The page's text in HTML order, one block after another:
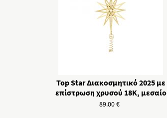
Top Star Διακοσμητικό 2025 με
επίστρωση χρυσού 18Κ, μεσαίο
89.00€